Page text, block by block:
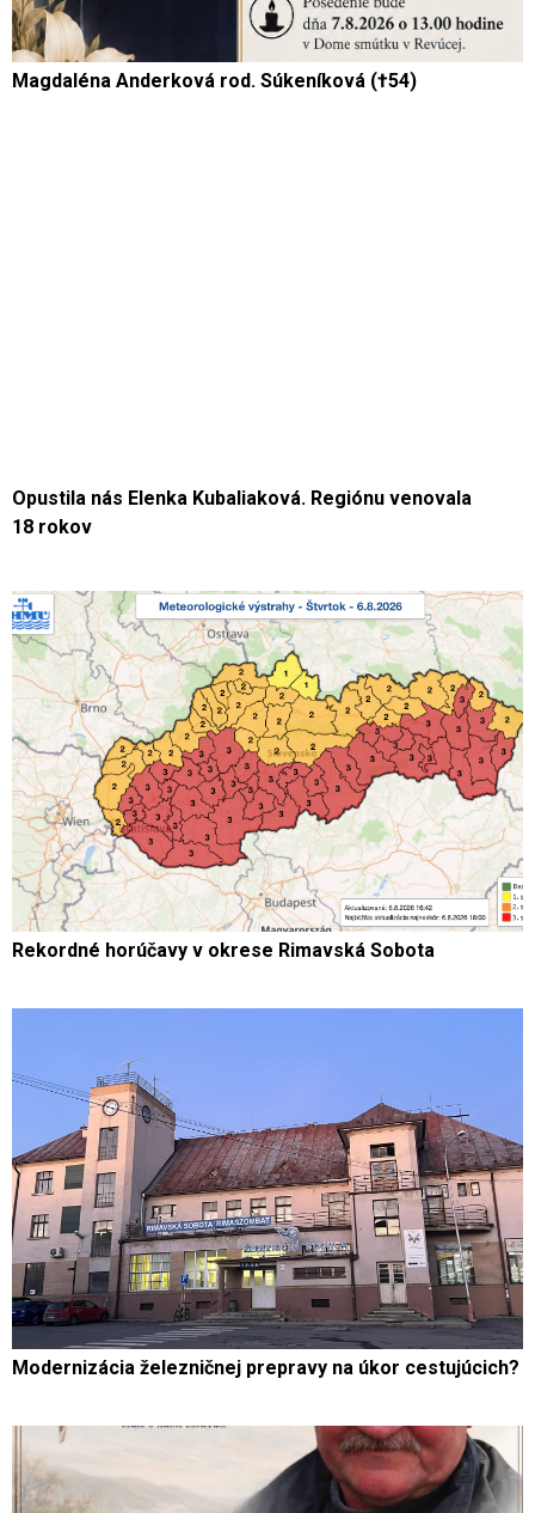
Magdaléna Anderková rod. Súkeníková (†54)
Opustila nás Elenka Kubaliaková. Regiónu venovala
18 rokov
Rekordné horúčavy v okrese Rimavská Sobota
Modernizácia železničnej prepravy na úkor cestujúcich?